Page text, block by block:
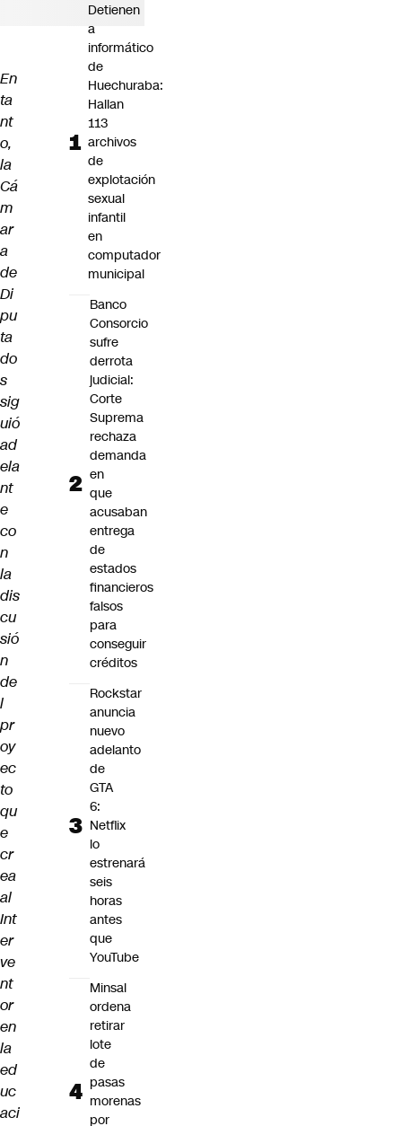
En
ta
nt
o,
la
Cá
m
ar
a
de
Di
pu
ta
do
s
sig
uió
ad
ela
nt
e
co
n
la
dis
cu
sió
n
de
l
pr
oy
ec
to
qu
e
cr
ea
al
Int
er
ve
nt
or
en
la
ed
uc
aci
Detienen
a
informático
de
Huechuraba:
Hallan
113
archivos
de
explotación
sexual
infantil
en
computador
municipal
Banco
Consorcio
sufre
derrota
judicial:
Corte
Suprema
rechaza
demanda
en
que
acusaban
entrega
de
estados
financieros
falsos
para
conseguir
créditos
Rockstar
anuncia
nuevo
adelanto
de
GTA
6:
Netflix
lo
estrenará
seis
horas
antes
que
YouTube
Minsal
ordena
retirar
lote
de
pasas
morenas
por